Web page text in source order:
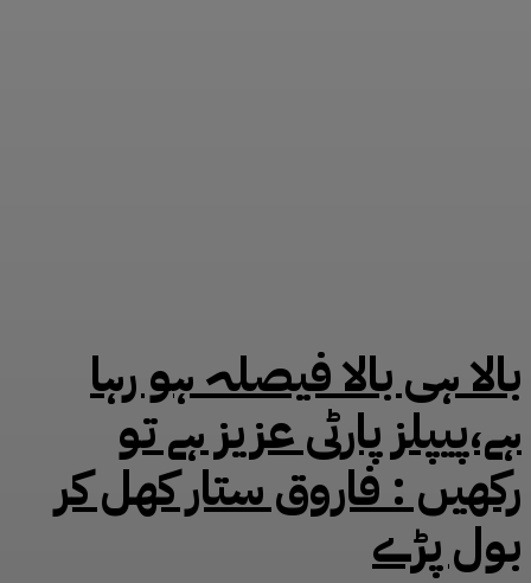
بالا ہی بالا فیصلہ ہو رہا
ہے،پیپلز پارٹی عزیز ہے تو
رکھیں : فاروق ستار کھل کر
بول پڑے